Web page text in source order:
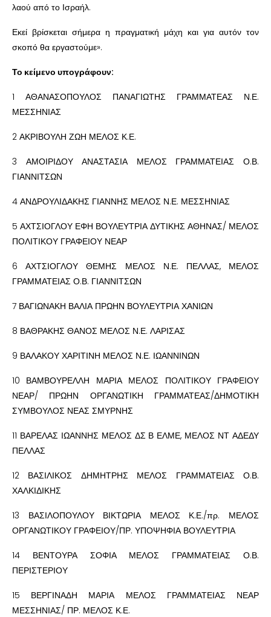
λαού από το Ισραήλ.
Εκεί βρίσκεται σήμερα η πραγματική μάχη και για αυτόν τον
σκοπό θα εργαστούμε».
Το κείμενο υπογράφουν:
1 ΑΘΑΝΑΣΟΠΟΥΛΟΣ ΠΑΝΑΓΙΩΤΗΣ ΓΡΑΜΜΑΤΕΑΣ Ν.Ε.
ΜΕΣΣΗΝΙΑΣ
2 ΑΚΡΙΒΟΥΛΗ ΖΩΗ ΜΕΛΟΣ Κ.Ε.
3 ΑΜΟΙΡΙΔΟΥ ΑΝΑΣΤΑΣΙΑ ΜΕΛΟΣ ΓΡΑΜΜΑΤΕΙΑΣ Ο.Β.
ΓΙΑΝΝΙΤΣΩΝ
4 ΑΝΔΡΟΥΛΙΔΑΚΗΣ ΓΙΑΝΝΗΣ ΜΕΛΟΣ Ν.Ε. ΜΕΣΣΗΝΙΑΣ
5 ΑΧΤΣΙΟΓΛΟΥ ΕΦΗ ΒΟΥΛΕΥΤΡΙΑ ΔΥΤΙΚΗΣ ΑΘΗΝΑΣ/ ΜΕΛΟΣ
ΠΟΛΙΤΙΚΟΥ ΓΡΑΦΕΙΟΥ ΝΕΑΡ
6 ΑΧΤΣΙΟΓΛΟΥ ΘΕΜΗΣ ΜΕΛΟΣ Ν.Ε. ΠΕΛΛΑΣ, ΜΕΛΟΣ
ΓΡΑΜΜΑΤΕΙΑΣ Ο.Β. ΓΙΑΝΝΙΤΣΩΝ
7 ΒΑΓΙΩΝΑΚΗ ΒΑΛΙΑ ΠΡΩΗΝ ΒΟΥΛΕΥΤΡΙΑ ΧΑΝΙΩΝ
8 ΒΑΘΡΑΚΗΣ ΘΑΝΟΣ ΜΕΛΟΣ Ν.Ε. ΛΑΡΙΣΑΣ
9 ΒΑΛΑΚΟΥ ΧΑΡΙΤΙΝΗ ΜΕΛΟΣ Ν.Ε. ΙΩΑΝΝΙΝΩΝ
10 ΒΑΜΒΟΥΡΕΛΛΗ ΜΑΡΙΑ ΜΕΛΟΣ ΠΟΛΙΤΙΚΟΥ ΓΡΑΦΕΙΟΥ
ΝΕΑΡ/ ΠΡΩΗΝ ΟΡΓΑΝΩΤΙΚΗ ΓΡΑΜΜΑΤΕΑΣ/ΔΗΜΟΤΙΚΗ
ΣΥΜΒΟΥΛΟΣ ΝΕΑΣ ΣΜΥΡΝΗΣ
11 ΒΑΡΕΛΑΣ ΙΩΑΝΝΗΣ ΜΕΛΟΣ ΔΣ Β ΕΛΜΕ, ΜΕΛΟΣ ΝΤ ΑΔΕΔΥ
ΠΕΛΛΑΣ
12 ΒΑΣΙΛΙΚΟΣ ΔΗΜΗΤΡΗΣ ΜΕΛΟΣ ΓΡΑΜΜΑΤΕΙΑΣ Ο.Β.
ΧΑΛΚΙΔΙΚΗΣ
13 ΒΑΣΙΛΟΠΟΥΛΟΥ ΒΙΚΤΩΡΙΑ ΜΕΛΟΣ Κ.Ε./πρ. ΜΕΛΟΣ
ΟΡΓΑΝΩΤΙΚΟΥ ΓΡΑΦΕΙΟΥ/ΠΡ. ΥΠΟΨΗΦΙΑ ΒΟΥΛΕΥΤΡΙΑ
14 ΒΕΝΤΟΥΡΑ ΣΟΦΙΑ ΜΕΛΟΣ ΓΡΑΜΜΑΤΕΙΑΣ Ο.Β.
ΠΕΡΙΣΤΕΡΙΟΥ
15 ΒΕΡΓΙΝΑΔΗ ΜΑΡΙΑ ΜΕΛΟΣ ΓΡΑΜΜΑΤΕΙΑΣ ΝΕΑΡ
ΜΕΣΣΗΝΙΑΣ/ ΠΡ. ΜΕΛΟΣ Κ.Ε.